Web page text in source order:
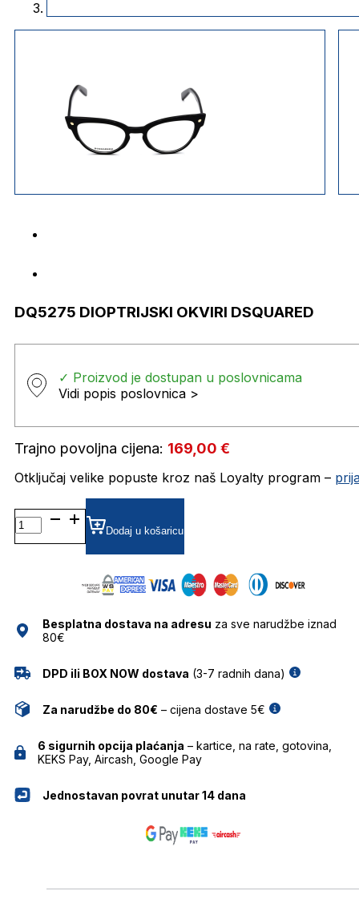
DQ5275 DIOPTRIJSKI OKVIRI DSQUARED
✓ Proizvod je dostupan u poslovnicama
Vidi popis poslovnica >
Trajno povoljna cijena: 169,00 €
Otključaj velike popuste kroz naš Loyalty program –
DQ5275 DIOPTRIJSKI
OKVIRI
DSQUARED
Dodaj u košaricu
Besplatna dostava na adresu za sve narudžbe iznad
80€
DPD ili BOX NOW dostava (3-7 radnih dana)
Za narudžbe do 80€ – cijena dostave 5€
6 sigurnih opcija plaćanja – kartice, na rate, gotovina,
KEKS Pay, Aircash, Google Pay
Jednostavan povrat unutar 14 dana